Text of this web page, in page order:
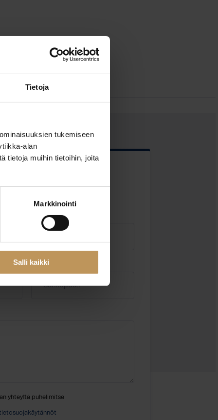
Tietoja
tukemiseen
alan
tietoja muihin tietoihin, joita
Markkinointi
Salli kaikki
Sähköposti
yhteyttä puhelimitse